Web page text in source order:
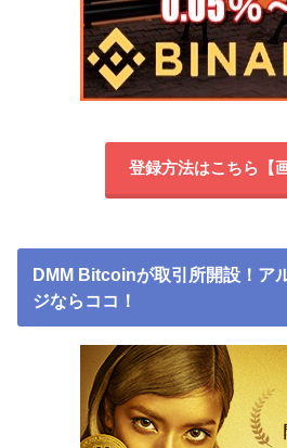
登録方法はこちら【
DMM Bitcoinが取引所開設！ア
ジならココ！